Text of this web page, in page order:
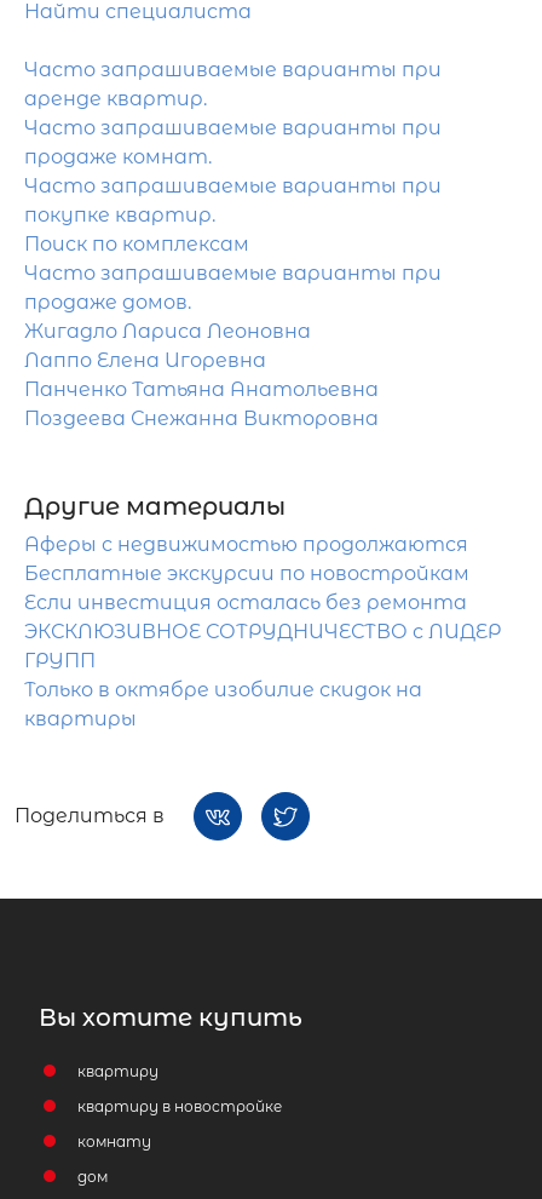
Найти специалиста
Часто запрашиваемые варианты при
аренде квартир.
Часто запрашиваемые варианты при
продаже комнат.
Часто запрашиваемые варианты при
покупке квартир.
Поиск по комплексам
Часто запрашиваемые варианты при
продаже домов.
Жигадло Лариса Леоновна
Лаппо Елена Игоревна
Панченко Татьяна Анатольевна
Поздеева Снежанна Викторовна
Другие материалы
Аферы с недвижимостью продолжаются
Бесплатные экскурсии по новостройкам
Если инвестиция осталась без ремонта
ЭКСКЛЮЗИВНОЕ СОТРУДНИЧЕСТВО с ЛИДЕР
ГРУПП
Только в октябре изобилие скидок на
квартиры
Поделиться в
Вы хотите купить
квартиру
квартиру в новостройке
комнату
дом